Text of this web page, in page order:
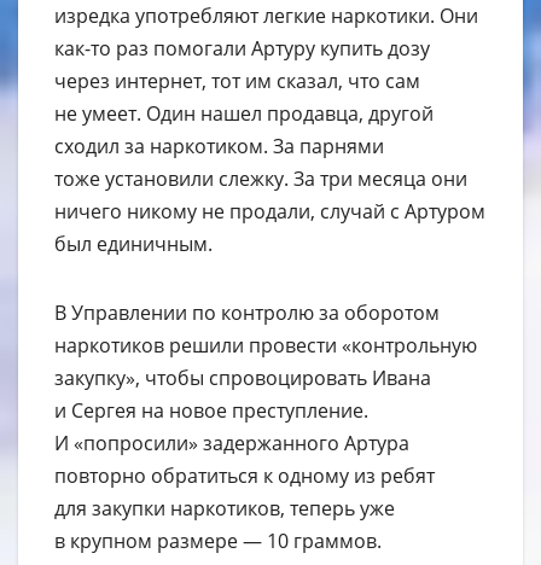
изредка употребляют легкие наркотики. Они
как-то раз помогали Артуру купить дозу
через интернет, тот им сказал, что сам
не умеет. Один нашел продавца, другой
сходил за наркотиком. За парнями
тоже установили слежку. За три месяца они
ничего никому не продали, случай с Артуром
был единичным.
В Управлении по контролю за оборотом
наркотиков решили провести «контрольную
закупку», чтобы спровоцировать Ивана
и Сергея на новое преступление.
И «попросили» задержанного Артура
повторно обратиться к одному из ребят
для закупки наркотиков, теперь уже
в крупном размере — 10 граммов.